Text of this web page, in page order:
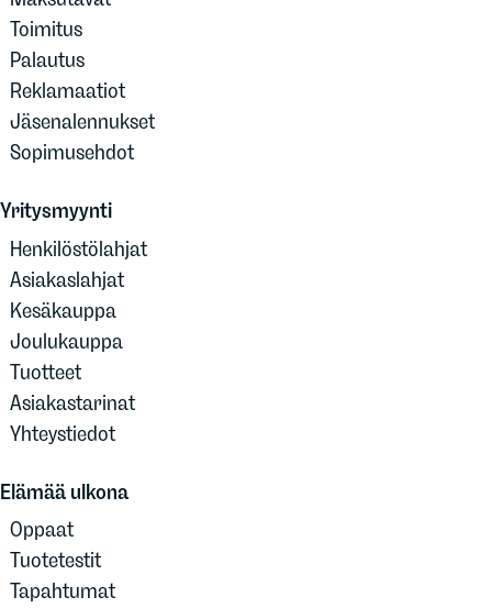
Toimitus
Palautus
Reklamaatiot
Jäsenalennukset
Sopimusehdot
Yritysmyynti
Henkilöstölahjat
Asiakaslahjat
Kesäkauppa
Joulukauppa
Tuotteet
Asiakastarinat
Yhteystiedot
Elämää ulkona
Oppaat
Tuotetestit
Tapahtumat